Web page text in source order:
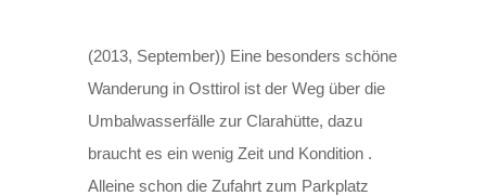
(2013, September)) Eine besonders schöne
Wanderung in Osttirol ist der Weg über die
Umbalwasserfälle zur Clarahütte, dazu
braucht es ein wenig Zeit und Kondition .
Alleine schon die Zufahrt zum Parkplatz